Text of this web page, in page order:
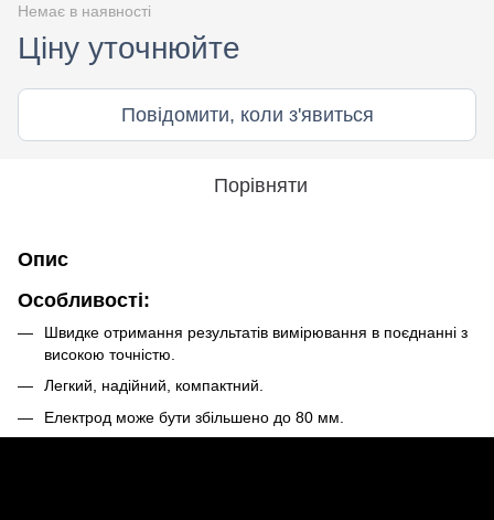
Немає в наявності
Ціну уточнюйте
Повідомити, коли з'явиться
Порівняти
Опис
Особливості:
Швидке отримання результатів вимірювання в поєднанні з
високою точністю.
Легкий, надійний, компактний.
Електрод може бути збільшено до 80 мм.